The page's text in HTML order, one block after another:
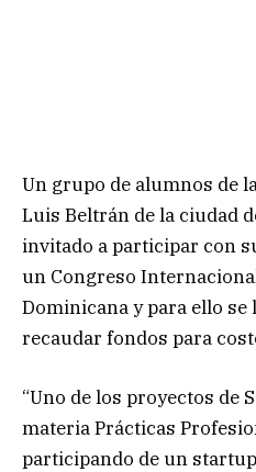
Un grupo de alumnos de
Luis Beltrán de la ciudad
invitado a participar con
un Congreso
Dominicana y para ello
recaudar fondos para
“Uno de los proyectos de
materia Prácticas
participando de un